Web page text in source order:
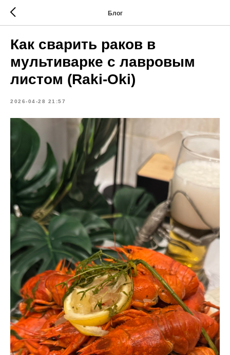
Блог
Как сварить раков в
мультиварке с лавровым
листом (Raki-Oki)
2026-04-28 21:57